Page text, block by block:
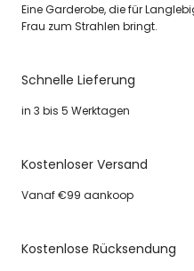
Eine Garderobe, die für
Frau zum Strahlen bringt.
Schnelle Lieferung
in 3 bis 5 Werktagen
Kostenloser Versand
Vanaf €99 aankoop
Kostenlose Rücksendung